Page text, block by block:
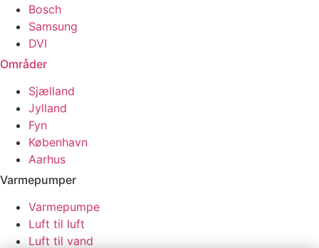
Bosch
Samsung
DVI
Områder
Sjælland
Jylland
Fyn
København
Aarhus
Varmepumper
Varmepumpe
Luft til luft
Luft til vand